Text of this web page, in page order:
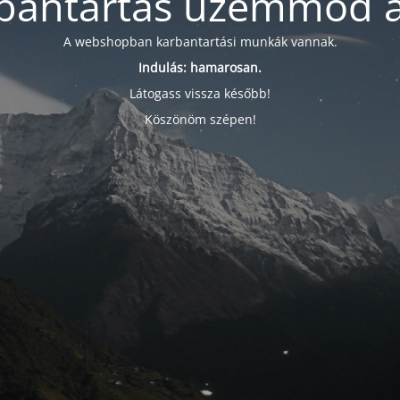
A webshopban karbantartási munkák vannak.
Indulás: hamarosan.
Látogass vissza később!
Köszönöm szépen!